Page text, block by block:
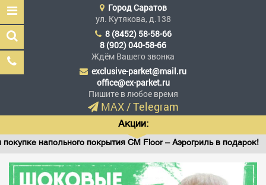
Эксклюзив Паркет
Мы сделали эксклюзив
доступным
ГородСаратов
ул. Кутякова, д.138
8 (8452) 58-58-66
8 (902) 040-58-66
Ждём Вашего звонка
exclusive-parket@mail.ru
office@ex-parket.ru
Пишите в любое время
MAX/Telegram
Акции:
напольного покрытия CM Floor – Аэрогриль в подарок!